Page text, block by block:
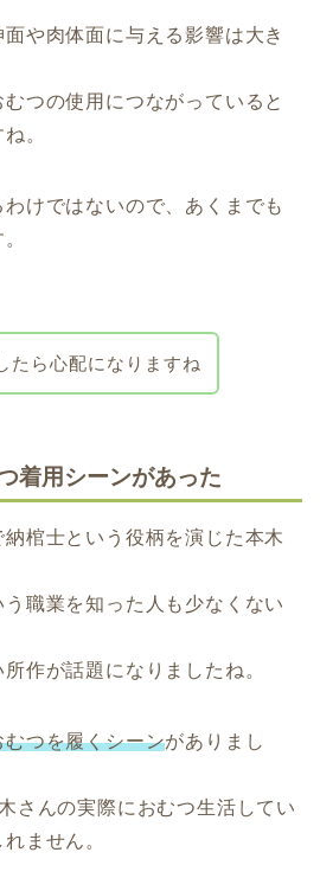
や肉体面に与える影響は大き
つの使用につながっていると
。
けではないので、あくまでも
たら心配になりますね
着用シーンがあった
棺士という役柄を演じた本木
職業を知った人も少なくない
作が話題になりましたね。
むつを履くシーンがありまし
さんの実際におむつ生活してい
ません。